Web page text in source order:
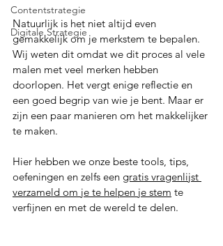
Contentstrategie
Digitale Strategie
Natuurlijk is het niet altijd even
gemakkelijk om je merkstem te bepalen.
Wij weten dit omdat we dit proces al vele
malen met veel merken hebben
doorlopen. Het vergt enige reflectie en
een goed begrip van wie je bent. Maar er
zijn een paar manieren om het makkelijker
te maken.
Hier hebben we onze beste tools, tips,
oefeningen en zelfs een gratis vragenlijst
verzameld om je te helpen je stem te
verfijnen en met de wereld te delen.